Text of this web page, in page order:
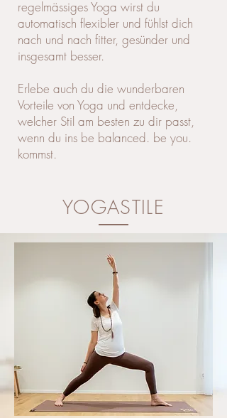
regelmässiges Yoga wirst du
automatisch flexibler und fühlst dich
nach und nach fitter, gesünder und
insgesamt besser.
Erlebe auch du die wunderbaren
Vorteile von Yoga und entdecke,
welcher Stil am besten zu dir passt,
wenn du ins be balanced. be you.
kommst.
YOGASTILE